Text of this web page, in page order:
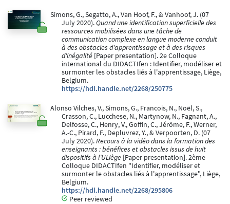
Simons, G., Segatto, A., Van Hoof, F., & Vanhoof, J. (07
July 2020).Quand une identification superficielle des
ressources mobilisées dans une tâche de
communication complexe en langue moderne conduit
à des obstacles d'apprentissage et à des risques
d'inégalité [Paper presentation]. 2e Colloque
international du DIDACTIfen : Identifier, modéliser et
surmonter les obstacles liés à l'apprentissage, Liège,
Belgium.
https://hdl.handle.net/2268/250775
Alonso Vilches, V., Simons, G., Francois, N., Noël, S.,
Crasson, C., Lucchese, N., Martynow, N., Fagnant, A.,
Delfosse, C., Henry, V., Goffin, C., Jérôme, F., Werner,
A.-C., Pirard, F., Depluvrez, Y., & Verpoorten, D. (07
July 2020).Recours à la vidéo dans la formation des
enseignants : bénéfices et obstacles issus de huit
dispositifs à l’ULiège [Paper presentation]. 2ème
Colloque DIDACTIfen "Identifier, modéliser et
surmonter le obstacles liés à l'apprentissage", Liège,
Belgium.
https://hdl.handle.net/2268/295806
Peer reviewed